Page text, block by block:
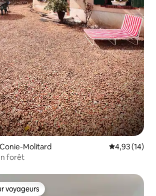
Molitard Évaluation
4,93 (14)
forêt
les plus appréciés
voyageurs